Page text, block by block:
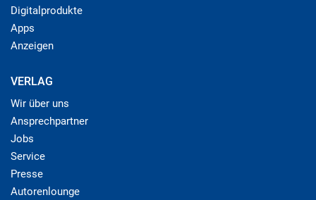
Digitalprodukte
Apps
Anzeigen
VERLAG
Wir über uns
Ansprechpartner
Jobs
Service
Presse
Autorenlounge